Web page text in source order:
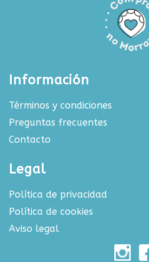
Información
Términos y condiciones
Preguntas frecuentes
Contacto
Legal
Política de privacidad
Política de cookies
Aviso legal